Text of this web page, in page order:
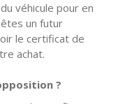
véhicule pour en
un futur
le certificat de
achat.
?